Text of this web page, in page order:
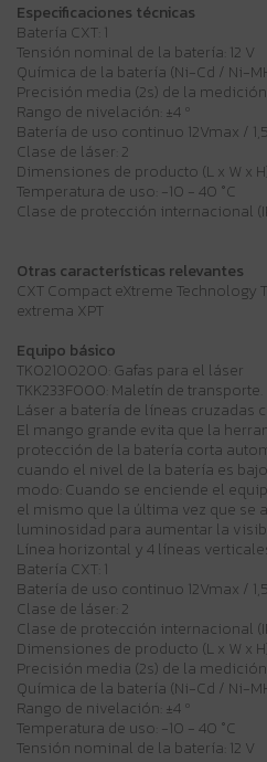
Especificaciones técnicas
Batería CXT: 1
Tensión nominal de la batería: 12 V
Química de la batería (Ni-Cd / Ni-
Precisión media (2s) de la
Rango de nivelación: ±4 º
Batería de uso continuo 12Vmax /
Clase de láser: 2
Dimensiones de producto (L x W x
Temperatura de uso: -10 - 40 °C
Clase de protección internacional
Otras características relevantes
CXT Compact eXtreme
extrema XPT
Equipo básico
TK02100200: Gafas para el láser
TKK233F000: Maletín de transporte.
Láser a batería de líneas cruzadas
El mango grande evita que la
protección de la batería corta
cuando el nivel de la batería es
modo: Cuando se enciende el
el mismo que la última vez que se
luminosidad para aumentar la
Línea horizontal y 4 líneas
Batería CXT: 1
Batería de uso continuo 12Vmax /
Clase de láser: 2
Clase de protección internacional
Dimensiones de producto (L x W x
Precisión media (2s) de la
Química de la batería (Ni-Cd / Ni-
Rango de nivelación: ±4 º
Temperatura de uso: -10 - 40 °C
Tensión nominal de la batería: 12 V